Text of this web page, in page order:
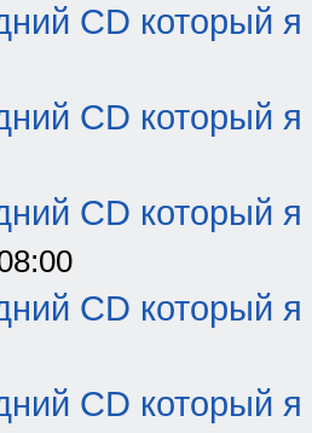
CD который я
CD который я
CD который я
CD который я
CD который я